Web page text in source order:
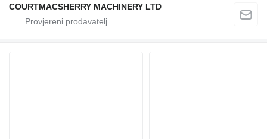
COURTMACSHERRY MACHINERY LTD